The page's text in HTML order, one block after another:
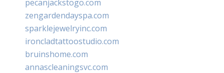
pecanjackstogo.com
zengardendayspa.com
sparklejewelryinc.com
ironcladtattoostudio.com
bruinshome.com
annascleaningsvc.com